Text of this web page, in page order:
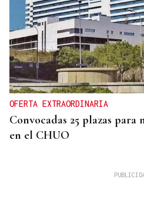
OFERTA EXTRAORDINARIA
Convocadas 25 plazas para
en el CHUO